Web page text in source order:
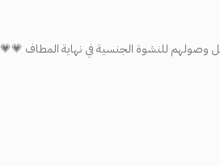
وصولهم للنشوة الجنسية في نهاية المطاف 💗💗